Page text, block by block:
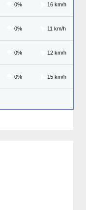
0% 16 km/h
0% 11 km/h
0% 12 km/h
0% 15 km/h